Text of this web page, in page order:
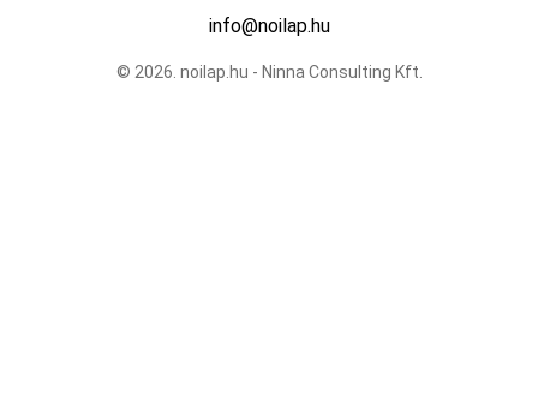
info@noilap.hu
© 2026. noilap.hu - Ninna Consulting Kft.